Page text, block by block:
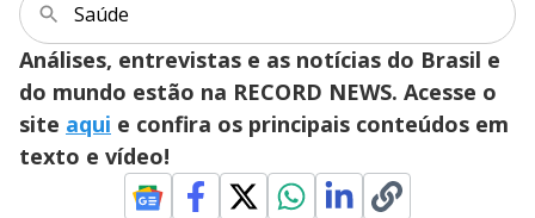
Saúde
Análises, entrevistas e as notícias do Brasil e
do mundo estão na RECORD NEWS. Acesse o
site aqui e confira os principais conteúdos em
texto e vídeo!